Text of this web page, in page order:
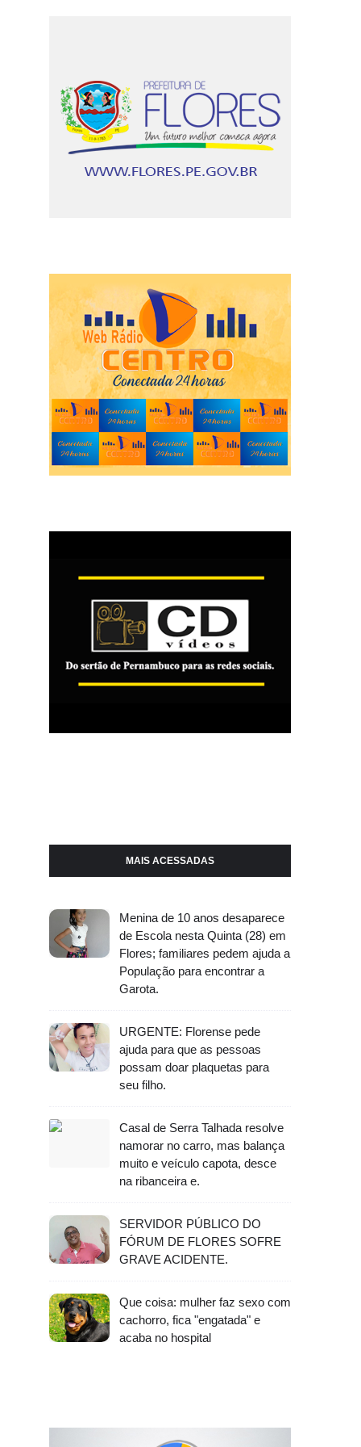
MAIS ACESSADAS
Menina de 10 anos desaparece
de Escola nesta Quinta (28) em
Flores; familiares pedem ajuda a
População para encontrar a
Garota.
URGENTE: Florense pede
ajuda para que as pessoas
possam doar plaquetas para
seu filho.
Casal de Serra Talhada resolve
namorar no carro, mas balança
muito e veículo capota, desce
na ribanceira e.
SERVIDOR PÚBLICO DO
FÓRUM DE FLORES SOFRE
GRAVE ACIDENTE.
Que coisa: mulher faz sexo com
cachorro, fica "engatada" e
acaba no hospital